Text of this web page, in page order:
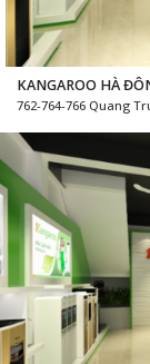
KANGAROO HÀ
762-764-766 Quang